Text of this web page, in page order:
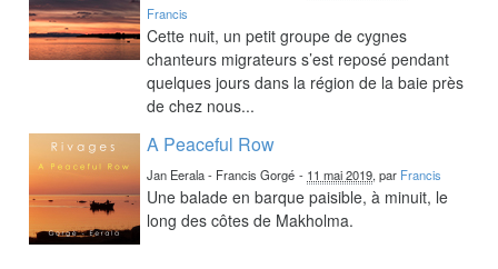
Francis
Cette nuit, un petit groupe de cygnes
chanteurs migrateurs s’est reposé pendant
quelques jours dans la région de la baie près
de chez nous...
A Peaceful Row
Jan Eerala - Francis Gorgé - 11 mai 2019, par Francis
Une balade en barque paisible, à minuit, le
long des côtes de Makholma.